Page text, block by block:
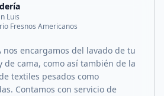
Luis
Fresnos Americanos
nos encargamos del lavado de tu
de cama, como así también de la
textiles pesados como
Contamos con servicio de